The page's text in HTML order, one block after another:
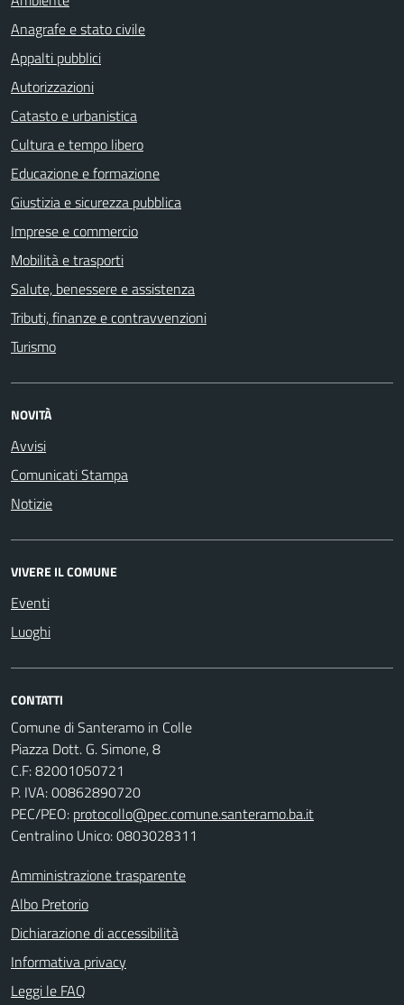
Anagrafe e stato civile
Appalti pubblici
Autorizzazioni
Catasto e urbanistica
Cultura e tempo libero
Educazione e formazione
Giustizia e sicurezza pubblica
Imprese e commercio
Mobilità e trasporti
Salute, benessere e assistenza
Tributi, finanze e contravvenzioni
Turismo
NOVITÀ
Avvisi
Comunicati Stampa
Notizie
VIVERE IL COMUNE
Eventi
Luoghi
CONTATTI
Comune di Santeramo in Colle
Piazza Dott. G. Simone, 8
C.F:82001050721
P. IVA:00862890720
PEC/PEO: protocollo@pec.comune.santeramo.ba.it
Centralino Unico: 0803028311
Amministrazione trasparente
Albo Pretorio
Dichiarazione di accessibilità
Informativa privacy
Leggi le FAQ